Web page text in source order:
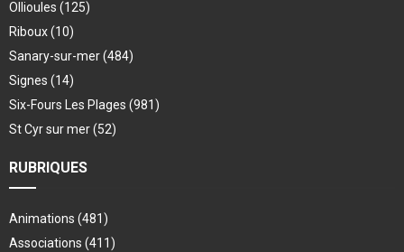
Ollioules (125)
Riboux(10)
Sanary-sur-mer(484)
Signes (14)
Six-Fours Les Plages (981)
St Cyr sur mer(52)
RUBRIQUES
Animations (481)
Associations (411)